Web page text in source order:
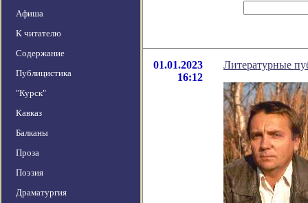
Афиша
К читателю
Содержание
Публицистика
"Курск"
Кавказ
Балканы
Проза
Поэзия
Драматургия
01.01.2023
16:12
Литературные